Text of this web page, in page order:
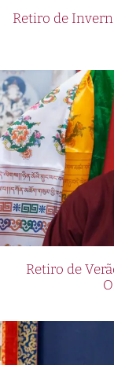
Retiro de
Retiro de